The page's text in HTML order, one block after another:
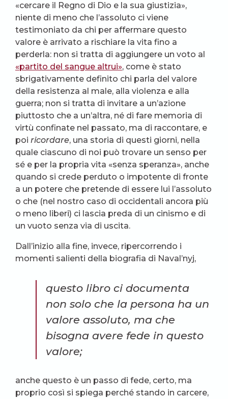
«cercare il Regno di Dio e la sua giustizia»,
niente di meno che l’assoluto ci viene
testimoniato da chi per affermare questo
valore è arrivato a rischiare la vita fino a
perderla: non si tratta di aggiungere un voto al
«partito del sangue altrui», come è stato
sbrigativamente definito chi parla del valore
della resistenza al male, alla violenza e alla
guerra; non si tratta di invitare a un’azione
piuttosto che a un’altra, né di fare memoria di
virtù confinate nel passato, ma di raccontare, e
poi ricordare, una storia di questi giorni, nella
quale ciascuno di noi può trovare un senso per
sé e per la propria vita «senza speranza», anche
quando si crede perduto o impotente di fronte
a un potere che pretende di essere lui l’assoluto
o che (nel nostro caso di occidentali ancora più
o meno liberi) ci lascia preda di un cinismo e di
un vuoto senza via di uscita.
Dall’inizio alla fine, invece, ripercorrendo i
momenti salienti della biografia di Naval’nyj,
questo libro ci documenta
non solo che la persona ha un
valore assoluto, ma che
bisogna avere fede in questo
valore;
anche questo è un passo di fede, certo, ma
proprio così si spiega perché stando in carcere,